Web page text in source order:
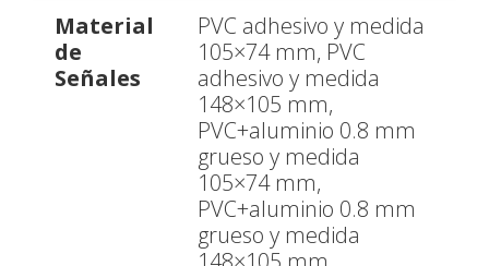
Material
de
Señales
PVC adhesivo y medida
105×74 mm, PVC
adhesivo y medida
148×105 mm,
PVC+aluminio 0.8 mm
grueso y medida
105×74 mm,
PVC+aluminio 0.8 mm
grueso y medida